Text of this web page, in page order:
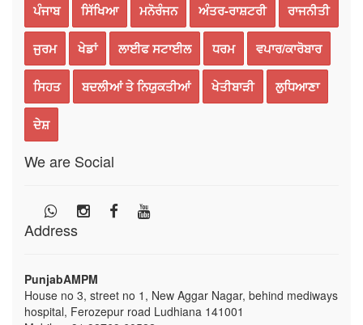
ਪੰਜਾਬ ਸਿੱਖਿਆ ਮਨੋਰੰਜਨ ਅੰਤਰ-ਰਾਸ਼ਟਰੀ ਰਾਜਨੀਤੀ
ਜੁਰਮ ਖੇਡਾਂ ਲਾਈਫ ਸਟਾਈਲ ਧਰਮ ਵਪਾਰ/ਕਾਰੋਬਾਰ
ਸਿਹਤ ਬਦਲੀਆਂ ਤੇ ਨਿਯੁਕਤੀਆਂ ਖੇਤੀਬਾੜੀ ਲੁਧਿਆਣਾ
ਦੇਸ਼
We are Social
Address
PunjabAMPM
House no 3, street no 1, New Aggar Nagar, behind mediways
hospital, Ferozepur road Ludhiana 141001